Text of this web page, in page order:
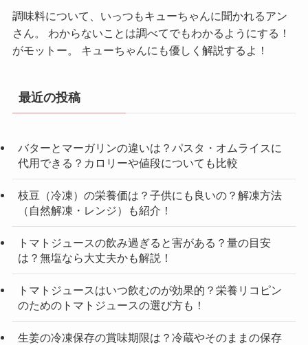
調味料について、いっつもキューちゃんに聞かれるアン
さん。 わからないことは調べてでもわかるようにする！
がモットー。 キューちゃんにも優しく解説するよ！
最近の投稿
バターとマーガリンの違いは？パスタ・オムライスに
代用できる？カロリーや値段についても比較
枝豆（冷凍）の栄養価は？子供にも良いの？解凍方法
（自然解凍・レンジ）も紹介！
トマトジュースの飲み過ぎると害がある？量の目安
は？無塩なら大丈夫かも解説！
トマトジュースはいつ飲むのが効果的？栄養リコピン
のためのトマトジュースの選び方も！
生姜の冷凍保存の賞味期限は？冷蔵やそのままの保存